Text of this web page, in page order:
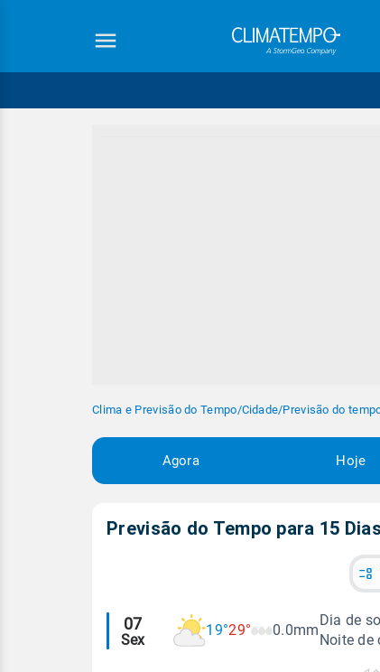
Clima e Previsão do Tempo/Cidade/Previsão do
Agora Hoje
Previsão do Tempo para 15
Alertas
meteorológicos
07
Sex
19°29° 0.0mm
Dia de
Noite de